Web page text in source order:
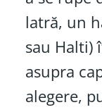
latră, un
sau Halti)
asupra
alegere,